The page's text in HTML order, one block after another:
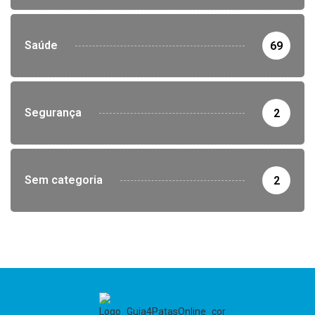
Saúde 69
Segurança 2
Sem categoria 2